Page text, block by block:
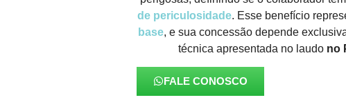
de periculosidade. Esse benefício
base, e sua concessão depende
técnica apresentada no laudo no
FALE CONOSCO